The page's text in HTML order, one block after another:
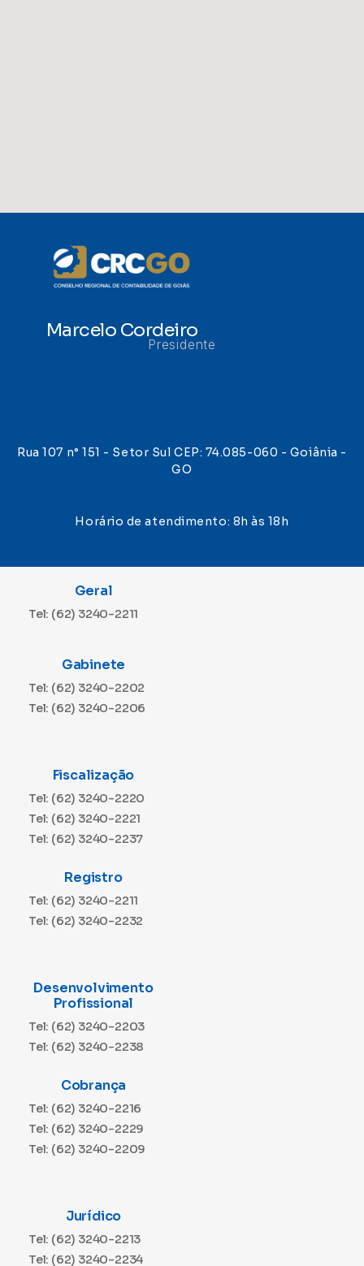
Marcelo Cordeiro
Presidente
Rua 107 n° 151 - Setor Sul CEP: 74.085-060 - Goiânia -
GO
Horário de atendimento: 8h às 18h
Geral
Tel: (62) 3240-2211
Gabinete
Tel: (62) 3240-2202
Tel: (62) 3240-2206
Fiscalização
Tel: (62) 3240-2220
Tel: (62) 3240-2221
Tel: (62) 3240-2237
Registro
Tel: (62) 3240-2211
Tel: (62) 3240-2232
Desenvolvimento
Profissional
Tel: (62) 3240-2203
Tel: (62) 3240-2238
Cobrança
Tel: (62) 3240-2216
Tel: (62) 3240-2229
Tel: (62) 3240-2209
Jurídico
Tel: (62) 3240-2213
Tel: (62) 3240-2234